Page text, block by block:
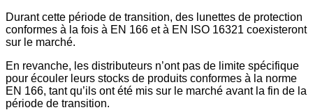
Durant cette période de transition, des lunettes de protection
conformes à la fois à EN 166 et à EN ISO 16321 coexisteront
sur le marché.
En revanche, les distributeurs n’ont pas de limite spécifique
pour écouler leurs stocks de produits conformes à la norme
EN 166, tant qu’ils ont été mis sur le marché avant la fin de la
période de transition.